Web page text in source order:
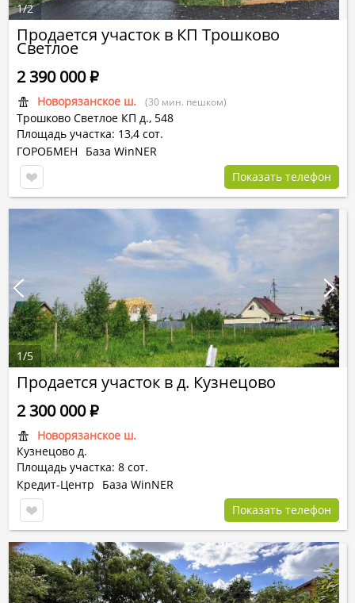
Продается участок в КП Трошково
Светлое
Новорязанское ш. (30 мин. пешком)
Трошково Светлое КП д., 548
Площадь участка: 13,4 сот.
2 390 000Р
ГОРОБМЕН
База WinNER
Показать телефон
1/2
Продается участок в д. Кузнецово
Новорязанское ш.
Кузнецово д.
Площадь участка: 8 сот.
2 300 000Р
Кредит-Центр
База WinNER
Показать телефон
1/5